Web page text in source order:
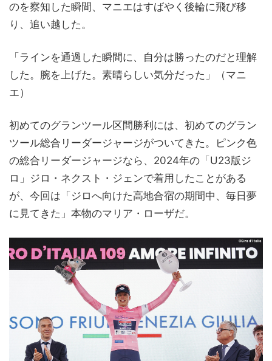
のを察知した瞬間、マニエはすばやく後輪に飛び移
り、追い越した。
「ラインを通過した瞬間に、自分は勝ったのだと理解
した。腕を上げた。素晴らしい気分だった」（マニ
エ）
初めてのグランツール区間勝利には、初めてのグラン
ツール総合リーダージャージがついてきた。ピンク色
の総合リーダージャージなら、2024年の「U23版ジ
ロ」ジロ・ネクスト・ジェンで着用したことがある
が、今回は「ジロへ向けた高地合宿の期間中、毎日夢
に見てきた」本物のマリア・ローザだ。